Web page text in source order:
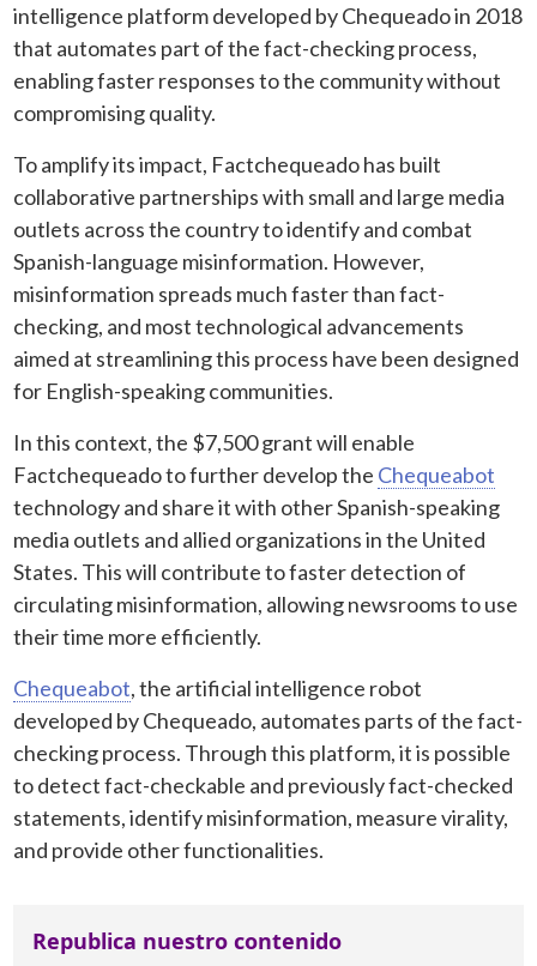
intelligence platform developed by Chequeado in 2018
that automates part of the fact-checking process,
enabling faster responses to the community without
compromising quality.
To amplify its impact, Factchequeado has built
collaborative partnerships with small and large media
outlets across the country to identify and combat
Spanish-language misinformation. However,
misinformation spreads much faster than fact-
checking, and most technological advancements
aimed at streamlining this process have been designed
for English-speaking communities.
In this context, the $7,500 grant will enable
Factchequeado to further develop the Chequeabot
technology and share it with other Spanish-speaking
media outlets and allied organizations in the United
States. This will contribute to faster detection of
circulating misinformation, allowing newsrooms to use
their time more efficiently.
Chequeabot, the artificial intelligence robot
developed by Chequeado, automates parts of the fact-
checking process. Through this platform, it is possible
to detect fact-checkable and previously fact-checked
statements, identify misinformation, measure virality,
and provide other functionalities.
Republica nuestro contenido